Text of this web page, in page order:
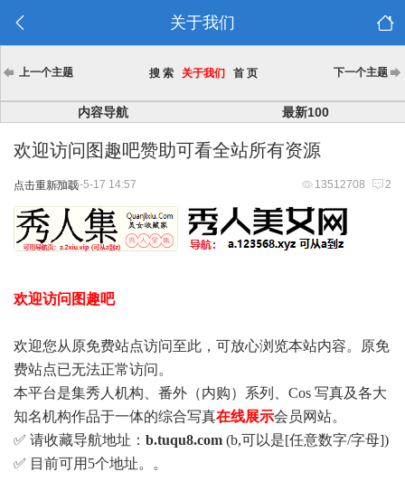
关于我们
上一个主题 搜 索 关于我们 首 页 下一个主题
内容导航 最新100
欢迎访问图趣吧赞助可看全站所有资源
点击重新加载 13512708 2
2025-5-17 14:57
欢迎访问图趣吧
欢迎您从原免费站点访问至此，可放心浏览本站内容。原免
费站点已无法正常访问。
本平台是集秀人机构、番外（内购）系列、Cos 写真及各大
知名机构作品于一体的综合写真在线展示会员网站。
✅ 请收藏导航地址： b.tuqu8.com (b,可以是[任意数字/字母])
✅ 目前可用5个地址。。